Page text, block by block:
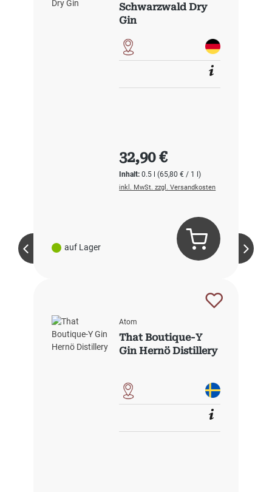
auf Lager
Schwarzwald Dry
Gin
Inhalt:0.5 l(65,80 € / 1 l)
Regulärer Preis:
32,90 €
inkl. MwSt. zzgl. Versandkosten
Atom
That Boutique-Y
Gin Hernö Distillery